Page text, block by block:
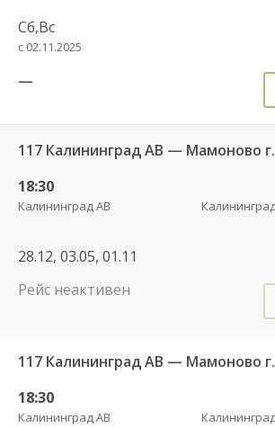
Сб,Вс
с 02.11.2025
—
117 Калининград АВ — Мамоново г.
18:30
Калининград АВ
28.12, 03.05, 01.11
Рейс неактивен
117 Калининград АВ — Мамоново г.
18:30
Калининград АВ